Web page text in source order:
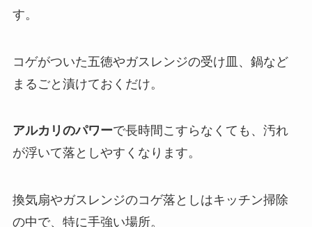
す。
コゲがついた五徳やガスレンジの受け皿、鍋など
まるごと漬けておくだけ。
アルカリのパワーで長時間こすらなくても、汚れ
が浮いて落としやすくなります。
換気扇やガスレンジのコゲ落としはキッチン掃除
の中で、特に手強い場所。